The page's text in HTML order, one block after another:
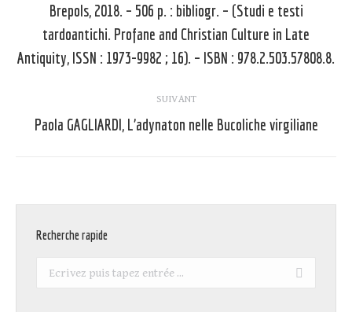
Article
précédent
:
Brepols, 2018. – 506 p. : bibliogr. – (Studi e testi
tardoantichi. Profane and Christian Culture in Late
Antiquity, ISSN : 1973-9982 ; 16). – ISBN : 978.2.503.57808.8.
SUIVANT
Article
Paola GAGLIARDI, L’adynaton nelle Bucoliche virgiliane
Recherche rapide
Recherche